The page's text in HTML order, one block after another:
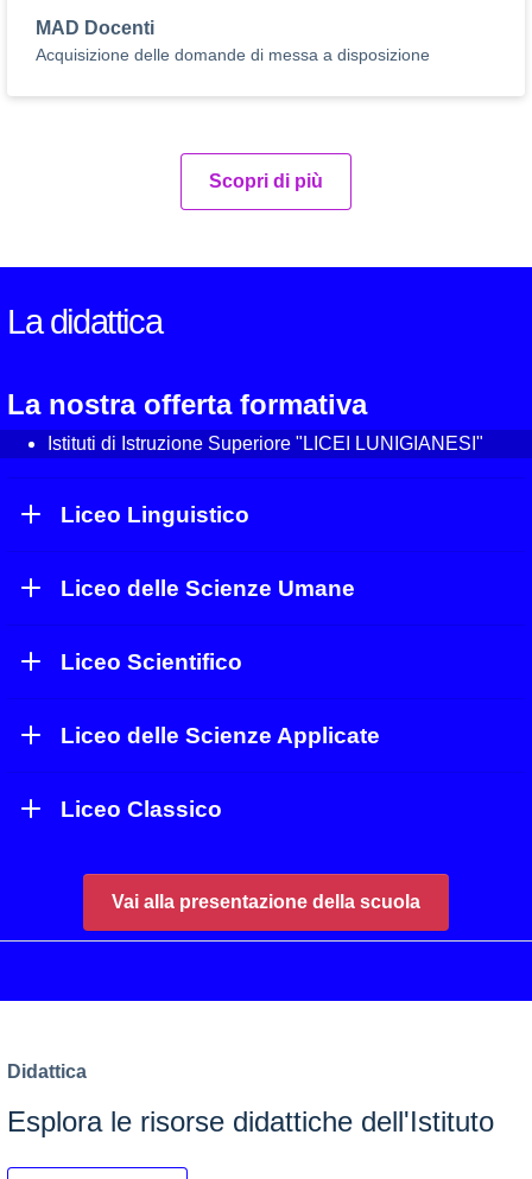
MAD Docenti
Acquisizione delle domande di messa a disposizione
Scopri di più
La didattica
La nostra offerta formativa
Istituti di Istruzione Superiore "LICEI LUNIGIANESI"
Liceo Linguistico
Liceo delle Scienze Umane
Liceo Scientifico
Liceo delle Scienze Applicate
Liceo Classico
Vai alla presentazione della scuola
Didattica
Esplora le risorse didattiche dell'Istituto